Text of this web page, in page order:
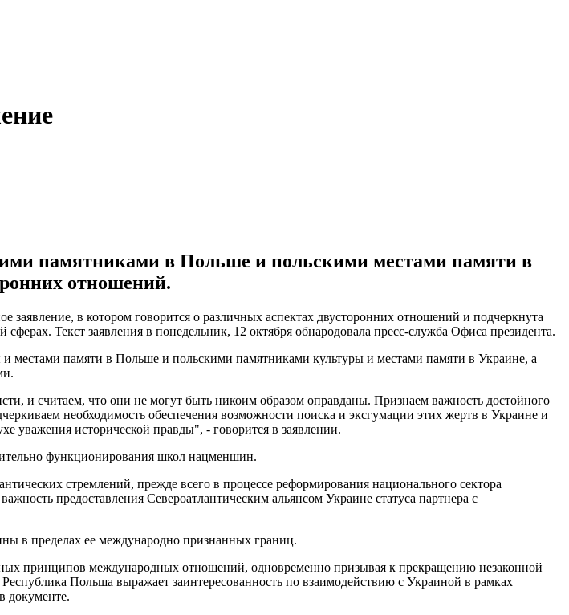
памятниками в Польше и польскими местами памяти в
отношений.
в котором говорится о различных аспектах двусторонних отношений и подчеркнута
Текст заявления в понедельник, 12 октября обнародовала пресс-служба Офиса президента.
местами памяти в Польше и польскими памятниками культуры и местами памяти в Украине, а
и считаем, что они не могут быть никоим образом оправданы. Признаем важность достойного
необходимость обеспечения возможности поиска и эксгумации этих жертв в Украине и
исторической правды", - говорится в заявлении.
функционирования школ нацменшин.
стремлений, прежде всего в процессе реформирования национального сектора
предоставления Североатлантическим альянсом Украине статуса партнера с
в пределах ее международно признанных границ.
принципов международных отношений, одновременно призывая к прекращению незаконной
Польша выражает заинтересованность по взаимодействию с Украиной в рамках
документе.